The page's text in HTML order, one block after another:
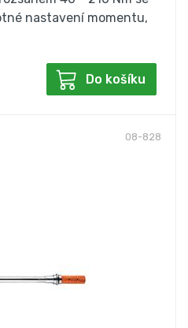
nastavení momentu,
Do košíku
08-828